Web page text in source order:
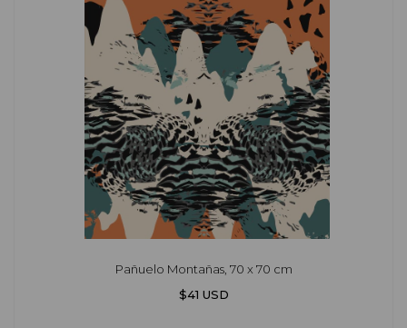
Pañuelo Montañas, 70 x 70 cm
$41 USD